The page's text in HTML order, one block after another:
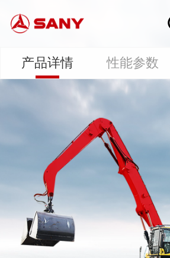
产品详情 性能参数